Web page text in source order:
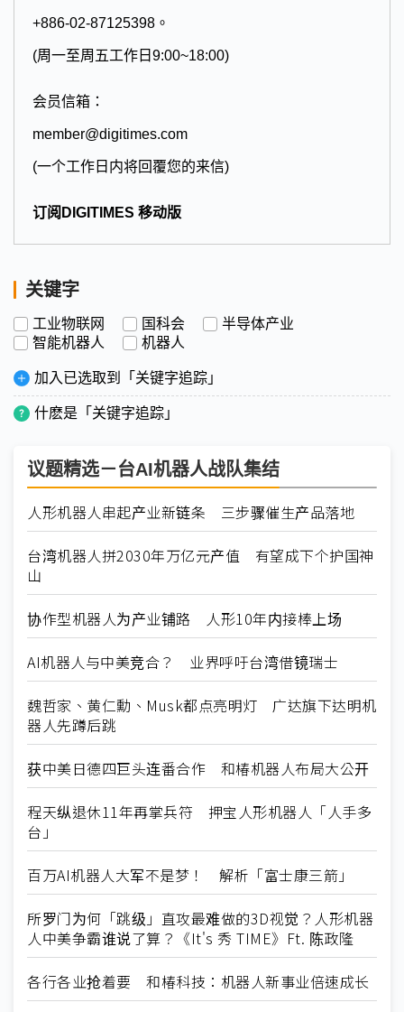
+886-02-87125398。
(周一至周五工作日9:00~18:00)
会员信箱：
member@digitimes.com
(一个工作日内将回覆您的来信)
订阅DIGITIMES 移动版
关键字
工业物联网 国科会
半导体产业
智能机器人
机器人
加入已选取到「关键字追踪」
什麽是「关键字追踪」
议题精选－台AI机器人战队集结
人形机器人串起产业新链条 三步骤催生产品落地
台湾机器人拼2030年万亿元产值 有望成下个护国神
山
协作型机器人为产业铺路 人形10年内接棒上场
AI机器人与中美竞合？ 业界呼吁台湾借镜瑞士
魏哲家、黄仁勳、Musk都点亮明灯 广达旗下达明机
器人先蹲后跳
获中美日德四巨头连番合作 和椿机器人布局大公开
程天纵退休11年再掌兵符 押宝人形机器人「人手多
台」
百万AI机器人大军不是梦！ 解析「富士康三箭」
所罗门为何「跳级」直攻最难做的3D视觉？人形机器
人中美争霸谁说了算？《It's 秀 TIME》Ft. 陈政隆
各行各业抢着要 和椿科技：机器人新事业倍速成长